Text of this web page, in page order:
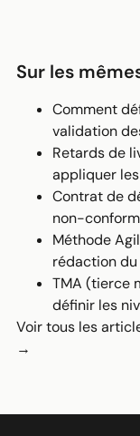
Sur les
Comment
validation
Retards de
appliquer
Contrat de
non-
Méthode
rédaction
TMA (tierce
définir les
Voir tous les
→